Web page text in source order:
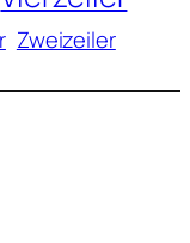
Zweizeiler